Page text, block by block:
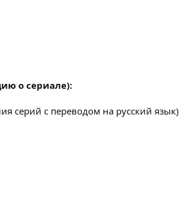
о сериале):
серий с переводом на русский язык)